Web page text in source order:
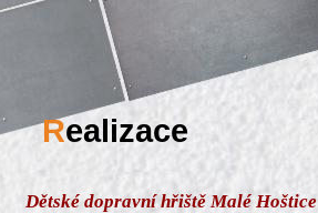
Realizace
Dětské dopravní hřiště Malé Hoštice